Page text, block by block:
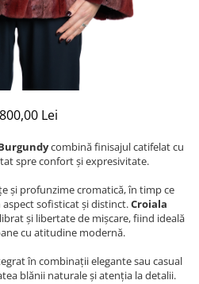
Lei
combină finisajul catifelat cu
spre confort și expresivitate.
și profunzime cromatică, în timp ce
sofisticat și distinct.Croiala
și libertate de mișcare, fiind ideală
cu atitudine modernă.
în combinații elegante sau casual
blănii naturale și atenția la detalii.